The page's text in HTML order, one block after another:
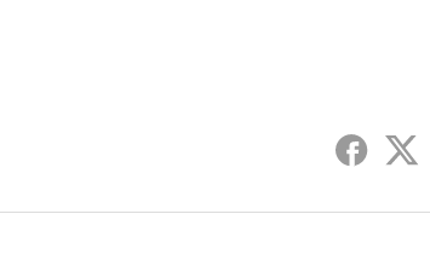
페이스북 트위터